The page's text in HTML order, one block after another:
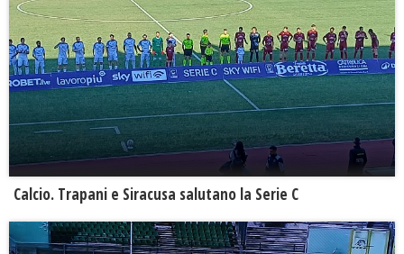
Calcio. Trapani e Siracusa salutano la Serie C